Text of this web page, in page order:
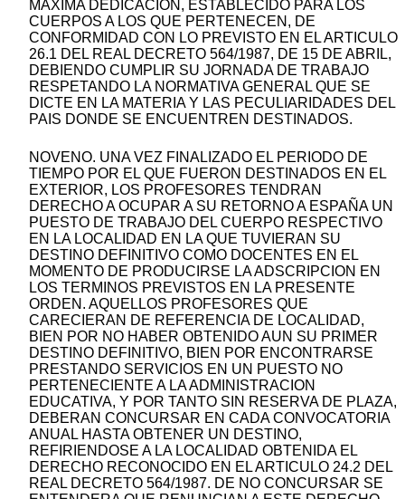
MAXIMA DEDICACION, ESTABLECIDO PARA LOS
CUERPOS A LOS QUE PERTENECEN, DE
CONFORMIDAD CON LO PREVISTO EN EL ARTICULO
26.1 DEL REAL DECRETO 564/1987, DE 15 DE ABRIL,
DEBIENDO CUMPLIR SU JORNADA DE TRABAJO
RESPETANDO LA NORMATIVA GENERAL QUE SE
DICTE EN LA MATERIA Y LAS PECULIARIDADES DEL
PAIS DONDE SE ENCUENTREN DESTINADOS.
NOVENO. UNA VEZ FINALIZADO EL PERIODO DE
TIEMPO POR EL QUE FUERON DESTINADOS EN EL
EXTERIOR, LOS PROFESORES TENDRAN
DERECHO A OCUPAR A SU RETORNO A ESPAÑA UN
PUESTO DE TRABAJO DEL CUERPO RESPECTIVO
EN LA LOCALIDAD EN LA QUE TUVIERAN SU
DESTINO DEFINITIVO COMO DOCENTES EN EL
MOMENTO DE PRODUCIRSE LA ADSCRIPCION EN
LOS TERMINOS PREVISTOS EN LA PRESENTE
ORDEN. AQUELLOS PROFESORES QUE
CARECIERAN DE REFERENCIA DE LOCALIDAD,
BIEN POR NO HABER OBTENIDO AUN SU PRIMER
DESTINO DEFINITIVO, BIEN POR ENCONTRARSE
PRESTANDO SERVICIOS EN UN PUESTO NO
PERTENECIENTE A LA ADMINISTRACION
EDUCATIVA, Y POR TANTO SIN RESERVA DE PLAZA,
DEBERAN CONCURSAR EN CADA CONVOCATORIA
ANUAL HASTA OBTENER UN DESTINO,
REFIRIENDOSE A LA LOCALIDAD OBTENIDA EL
DERECHO RECONOCIDO EN EL ARTICULO 24.2 DEL
REAL DECRETO 564/1987. DE NO CONCURSAR SE